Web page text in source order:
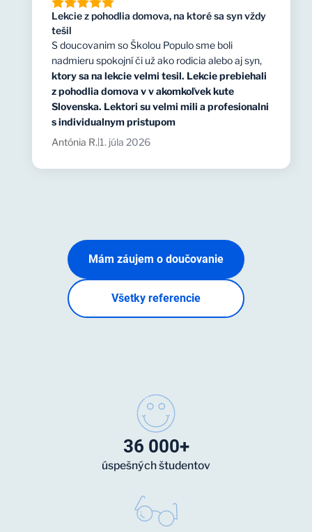
Lekcie z pohodlia domova, na ktoré sa syn vždy
tešil
S doucovanim so Školou Populo sme boli
nadmieru spokojní či už ako rodicia alebo aj syn,
ktory sa na lekcie velmi tesil. Lekcie prebiehali
z pohodlia domova v v akomkoľvek kute
Slovenska. Lektori su velmi mili a profesionalni
s individualnym pristupom
Antónia R.|1. júla 2026
Mám záujem o doučovanie
Všetky referencie
36 000+
úspešných študentov